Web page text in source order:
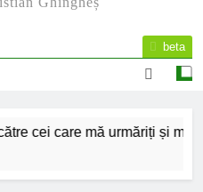
beta
cei care mă urmăriți și mă